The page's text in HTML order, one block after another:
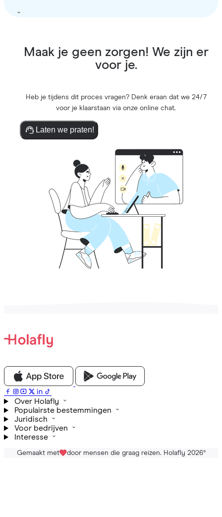
Maak je geen zorgen! We zijn er
voor je.
Heb je tijdens dit proces vragen? Denk eraan dat we 24/7
voor je klaarstaan via onze online chat.
Laten we praten!
Over Holafly
Populairste bestemmingen
Juridisch
Voor bedrijven
Interesse
Gemaakt met door mensen die graag reizen. Holafly 2026®